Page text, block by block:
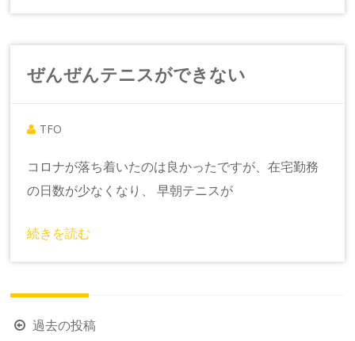
ぜんぜんテニスができない
TFO
コロナが落ち着いたのは良かったですが、在宅勤務
の日数が少なくなり、 早朝テニスが
続きを読む
投 過去の投稿